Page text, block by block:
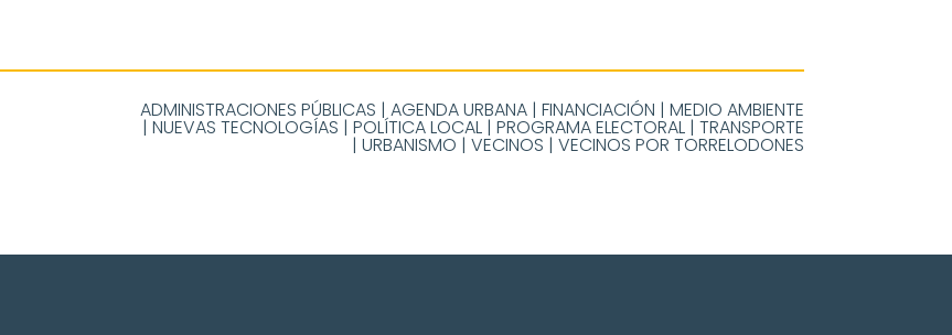
ADMINISTRACIONES PÚBLICAS | AGENDA URBANA| FINANCIACIÓN | MEDIO AMBIENTE
| NUEVAS TECNOLOGÍAS | POLÍTICA LOCAL| PROGRAMA ELECTORAL| TRANSPORTE
| URBANISMO | VECINOS | VECINOS POR TORRELODONES